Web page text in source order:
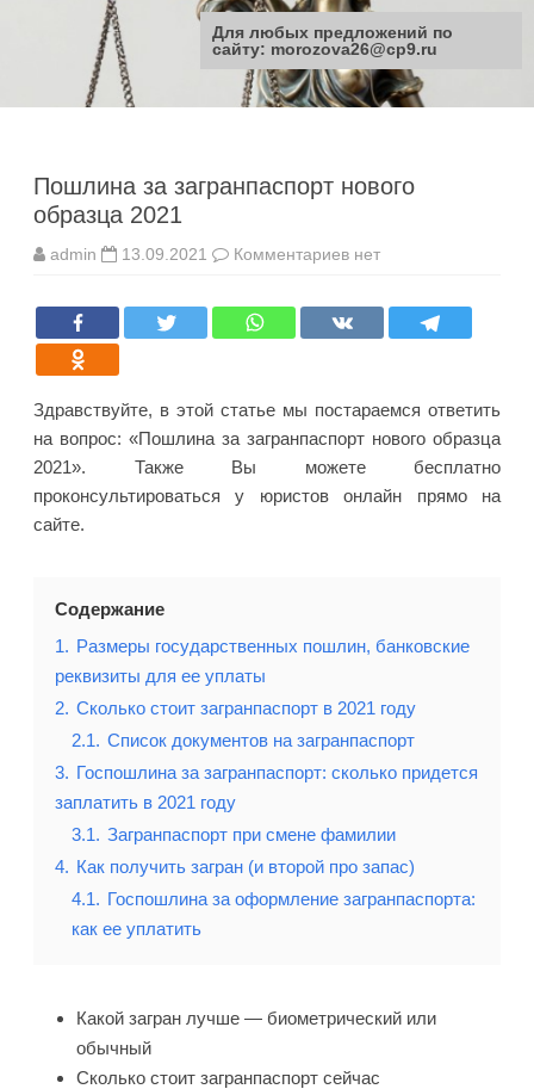
Пошлина за загранпаспорт нового
образца 2021
admin 13.09.2021 Комментариевк
за
загранпаспорт
нового
нет
Здравствуйте, в этой статье мы постараемся ответить
на вопрос: «Пошлина за загранпаспорт нового образца
2021». Также Вы можете бесплатно
проконсультироваться у юристов онлайн прямо на
сайте.
Содержание
1. Размеры государственных пошлин, банковские
реквизиты для ее уплаты
2. Сколько стоит загранпаспорт в 2021 году
2.1. Список документов на загранпаспорт
3. Госпошлина за загранпаспорт: сколько придется
заплатить в 2021 году
3.1. Загранпаспорт при смене фамилии
4. Как получить загран (и второй про запас)
4.1. Госпошлина за оформление загранпаспорта:
как ее уплатить
Какой загран лучше — биометрический или
обычный
Сколько стоит загранпаспорт сейчас
Для любых предложений по
сайту: morozova26@cp9.ru